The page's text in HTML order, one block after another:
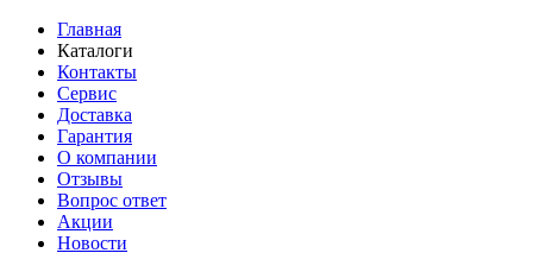
Главная
Каталоги
Контакты
Сервис
Доставка
Гарантия
О компании
Отзывы
Вопрос ответ
Акции
Новости